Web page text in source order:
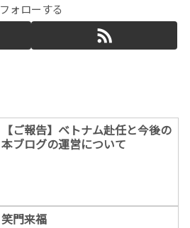
フォローする
【ご報告】ベトナム赴任と今後の
本ブログの運営について
笑門来福